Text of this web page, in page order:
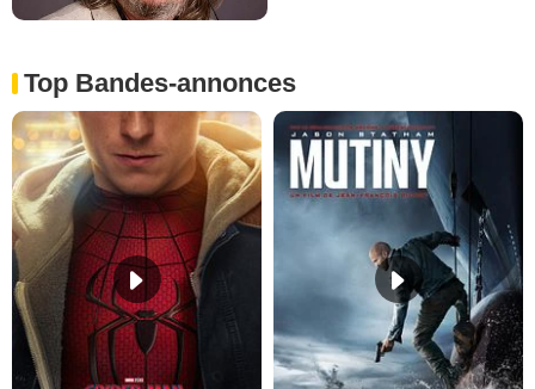
Top Bandes-annonces